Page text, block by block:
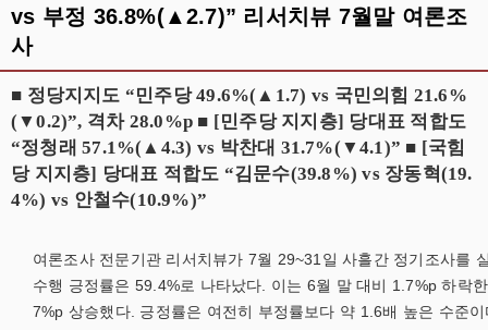
vs 부정 36.8%(▲2.7)” 리서치뷰 7월말 여론조
사
■ 정당지지도 “민주당 49.6%(▲1.7) vs 국민의힘 21.6%
(▼0.2)”, 격차 28.0%p ■ [민주당 지지층] 당대표 적합도
“정청래 57.1%(▲4.3) vs 박찬대 31.7%(▼4.1)” ■ [국힘
당 지지층] 당대표 적합도 “김문수(39.8%) vs 장동혁(19.
4%) vs 안철수(10.9%)”
여론조사 전문기관 리서치뷰가 7월 29~31일 사흘간 정기조사를
수행 긍정률은 59.4%로 나타났다. 이는 6월 말 대비 1.7%p 하락
7%p 상승했다. 긍정률은 여전히 부정률보다 약 1.6배 높은 수준이